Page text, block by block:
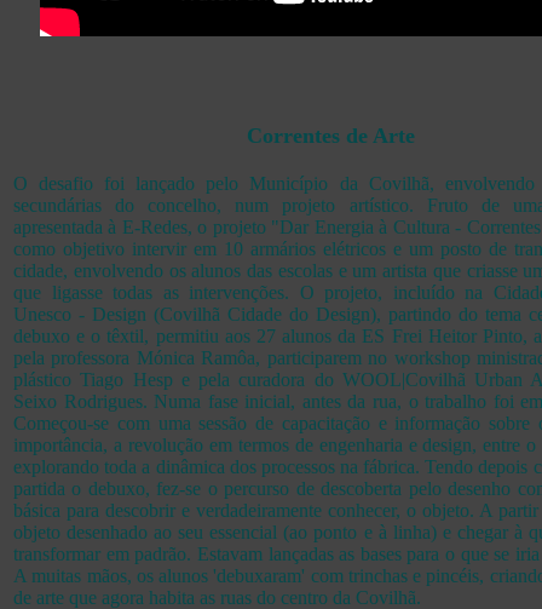
Correntes de Arte
O desafio foi lançado pelo Município da Covilhã, envolvendo
secundárias do concelho, num projeto artístico. Fruto de
apresentada à E-Redes, o projeto "Dar Energia à Cultura -
como objetivo intervir em 10 armários elétricos e um posto de
cidade, envolvendo os alunos das escolas e um artista que criasse
que ligasse todas as intervenções. O projeto, incluído na
Unesco - Design (Covilhã Cidade do Design), partindo do tema
debuxo e o têxtil, permitiu aos 27 alunos da ES Frei Heitor Pinto,
pela professora Mónica Ramôa, participarem no workshop
plástico Tiago Hesp e pela curadora do WOOL|Covilhã Urban
Seixo Rodrigues. Numa fase inicial, antes da rua, o trabalho foi
Começou-se com uma sessão de capacitação e informação sobre
importância, a revolução em termos de engenharia e design, entre
explorando toda a dinâmica dos processos na fábrica. Tendo depois
partida o debuxo, fez-se o percurso de descoberta pelo desenho
básica para descobrir e verdadeiramente conhecer, o objeto. A
objeto desenhado ao seu essencial (ao ponto e à linha) e chegar à
transformar em padrão. Estavam lançadas as bases para o que se
A muitas mãos, os alunos 'debuxaram' com trinchas e pincéis,
de arte que agora habita as ruas do centro da Covilhã.